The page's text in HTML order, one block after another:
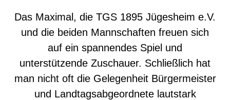
Das Maximal, die TGS 1895 Jügesheim e.V.
und die beiden Mannschaften freuen sich
auf ein spannendes Spiel und
unterstützende Zuschauer. Schließlich hat
man nicht oft die Gelegenheit Bürgermeister
und Landtagsabgeordnete lautstark